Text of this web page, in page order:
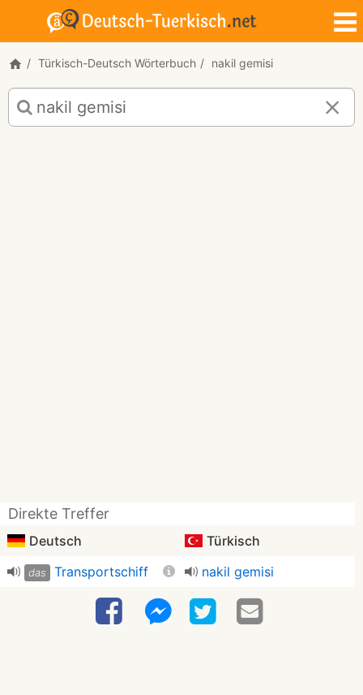
Türkisch-Deutsch Wörterbuch nakil gemisi
Türkisch-
Deutsch
Übersetzung
Direkte Treffer
Deutsch Türkisch
das Transportschiff nakil gemisi